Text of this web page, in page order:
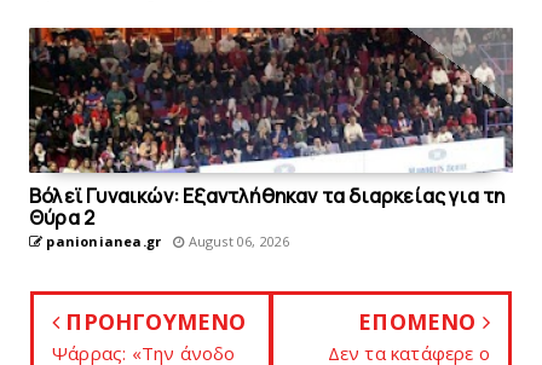
Bόλεϊ Γυναικών: Εξαντλήθηκαν τα διαρκείας για τη
Θύρα 2
panionianea.gr August 06, 2026
ΠΡΟΗΓΟΥΜΕΝΟ
Ψάρρας: «Την άνοδο
ΕΠΟΜΕΝΟ
Δεν τα κατάφερε ο